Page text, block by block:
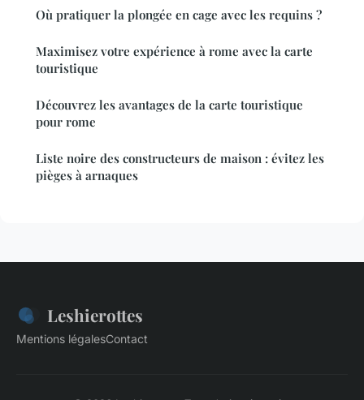
Où pratiquer la plongée en cage avec les requins ?
Maximisez votre expérience à rome avec la carte
touristique
Découvrez les avantages de la carte touristique
pour rome
Liste noire des constructeurs de maison : évitez les
pièges à arnaques
Leshierottes
Mentions légalesContact